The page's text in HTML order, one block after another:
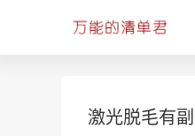
激光脱毛有副